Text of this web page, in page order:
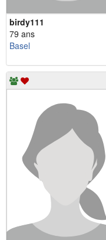
birdy111
79 ans
Basel